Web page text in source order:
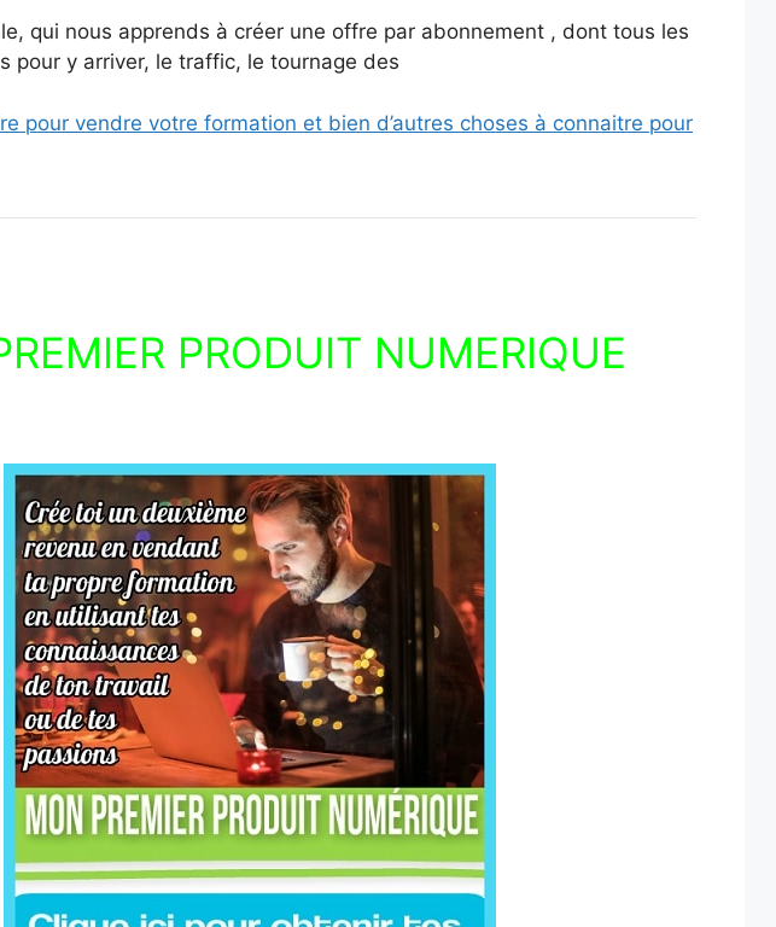
qui nous apprends à créer une offre par abonnement , dont tous les
pour y arriver, le traffic, le tournage des
pour vendre votre formation et bien d’autres choses à connaitre pour
PRODUIT NUMERIQUE